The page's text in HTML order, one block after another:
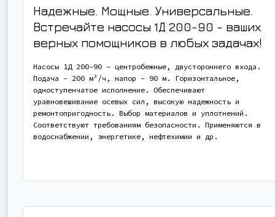
Надежные. Мощные. Универсальные.
Встречайте насосы 1Д 200-90 - ваших
верных помощников в любых задачах!
Насосы 1Д 200-90 - центробежные, двустороннего входа.
Подача - 200 м³/ч, напор - 90 м. Горизонтальное,
одноступенчатое исполнение. Обеспечивают
уравновешивание осевых сил, высокую надежность и
ремонтопригодность. Выбор материалов и уплотнений.
Соответствуют требованиям безопасности. Применяются в
водоснабжении, энергетике, нефтехимии и др.